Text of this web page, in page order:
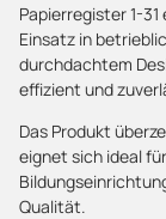
Papierregister 1-
Einsatz in
durchdachtem
effizient und
Das Produkt
eignet sich ideal
Qualität.